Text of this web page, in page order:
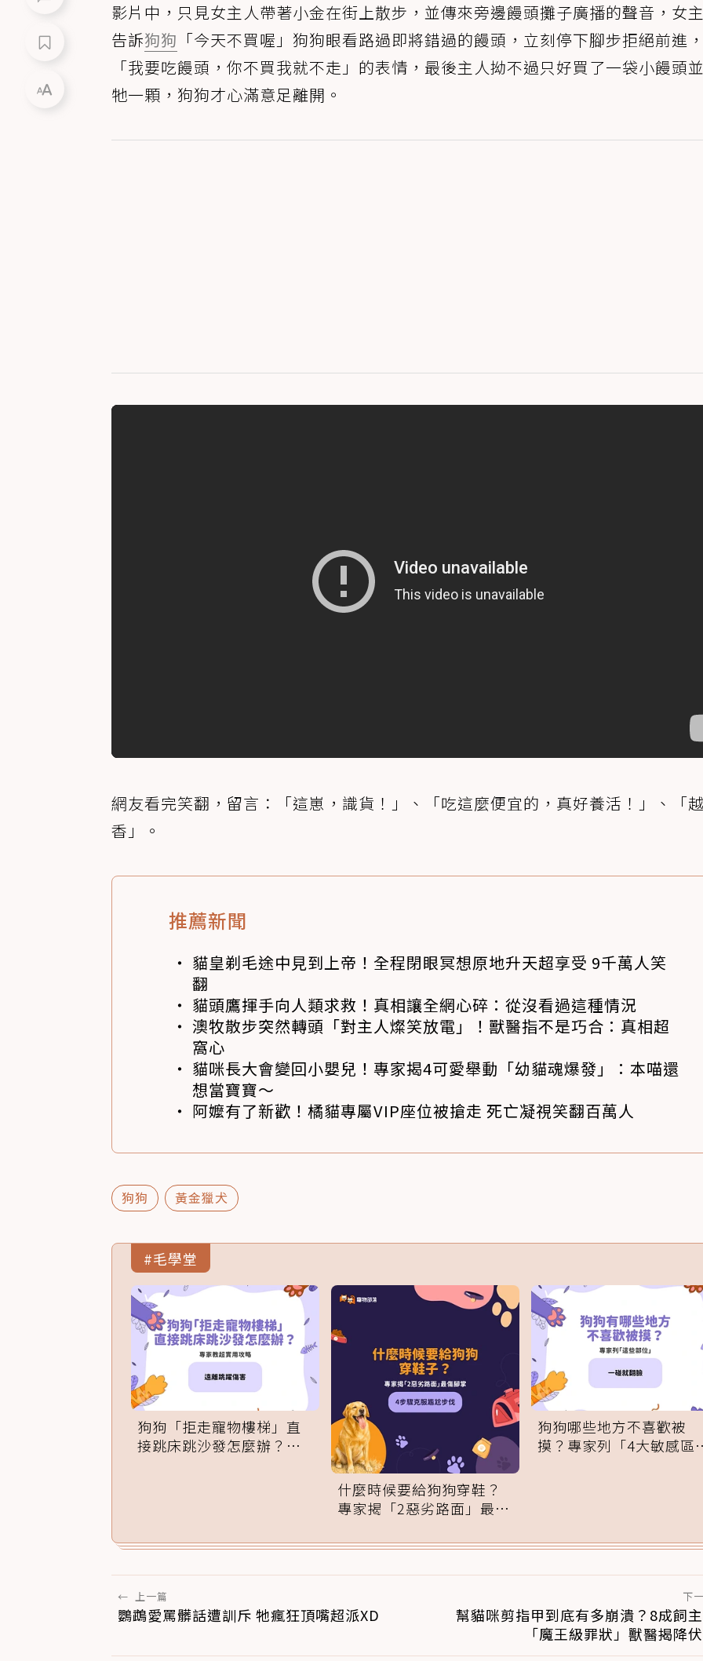
影片中，只見女主人帶著小金在街上散步，並傳來旁邊饅頭攤子廣播的聲音，女
告訴狗狗 「今天不買喔」狗狗眼看路過即將錯過的饅頭，立刻停下腳步拒絕前進
「我要吃饅頭，你不買我就不走」的表情，最後主人拗不過只好買了一袋小饅頭
牠一顆，狗狗才心滿意足離開。
網友看完笑翻，留言：「這崽，識貨！」、「吃這麼便宜的，真好養活！」、「
香」。
推薦新聞
貓皇剃毛途中見到上帝！全程閉眼冥想原地升天超享受 9千萬人笑
翻
貓頭鷹揮手向人類求救！真相讓全網心碎：從沒看過這種情況
澳牧散步突然轉頭「對主人燦笑放電」！獸醫指不是巧合：真相超
窩心
貓咪長大會變回小嬰兒！專家揭4可愛舉動「幼貓魂爆發」：本喵還
想當寶寶～
阿嬤有了新歡！橘貓專屬VIP座位被搶走 死亡凝視笑翻百萬人
狗狗 黃金獵犬
#毛學堂
狗狗「拒走寵物樓梯」直
接跳床跳沙發怎麼辦？專
什麼時候要給狗狗穿鞋？
專家揭「2惡劣路面」最傷
狗狗哪些地方不喜歡被
摸？專家列「4大敏感區
← 上一篇
鸚鵡愛罵髒話遭訓斥 牠瘋狂頂嘴超派XD
下
幫貓咪剪指甲到底有多崩潰？8成飼
「魔王級罪狀」獸醫揭降